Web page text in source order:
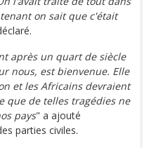
on sait que c'était
après un quart de siècle
nous, est bienvenue. Elle
et les Africains devraient
que de telles tragédies ne
pays" a ajouté
parties civiles.